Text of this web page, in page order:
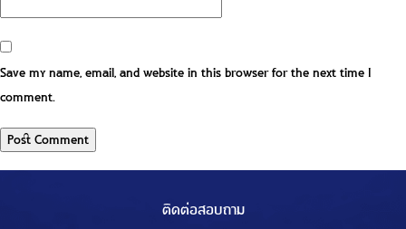
Save my name, email, and website in this browser for the next time I
comment.
ติดต่อสอบถาม